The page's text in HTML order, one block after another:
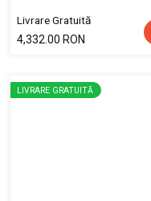
Livrare Gratuită
4,332.00 RON
LIVRARE GRATUITĂ